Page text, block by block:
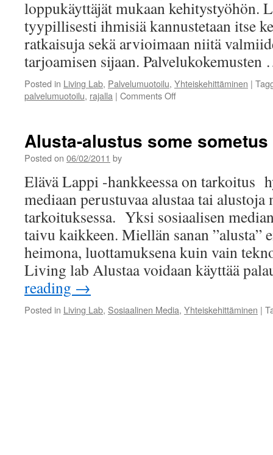
loppukäyttäjät mukaan kehitystyöhön.
tyypillisesti ihmisiä kannustetaan itse
ratkaisuja sekä arvioimaan niitä
tarjoamisen sijaan.
Posted in Living Lab, Palvelumuotoilu, Yhteiskehittäminen |
palvelumuotoilu, rajalla | Comments Offon
Lab
Alusta-alustus some sometus
Posted on 06/02/2011 by
Elävä Lappi -hankkeessa on tarkoitus
mediaan perustuvaa alustaa tai alustoja
tarkoituksessa. Yksi sosiaalisen
taivu kaikkeen. Miellän sanan ”alusta”
heimona, luottamuksena kuin vain
Living lab Alustaa voidaan käyttää
reading →
Posted in Living Lab, Sosiaalinen Media, Yhteiskehittäminen |